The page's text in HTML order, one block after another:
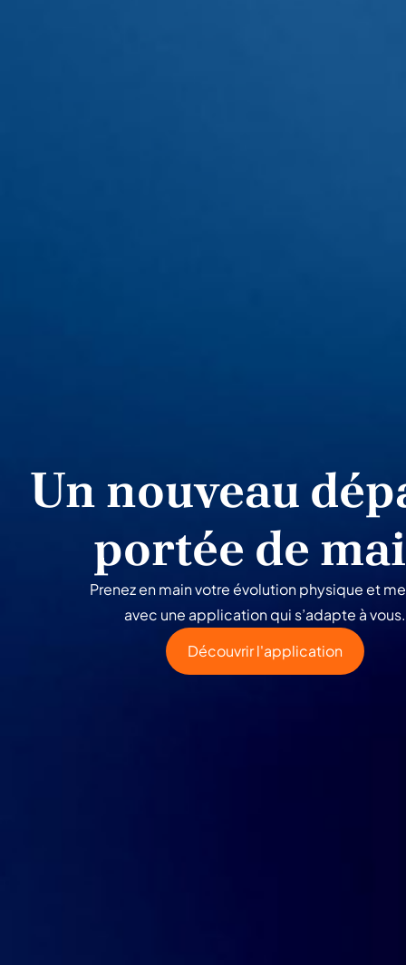
Un nouveau
portée de
Prenez en main votre évolution physique et
avec une application qui s’adapte à vous.
Découvrir l'application